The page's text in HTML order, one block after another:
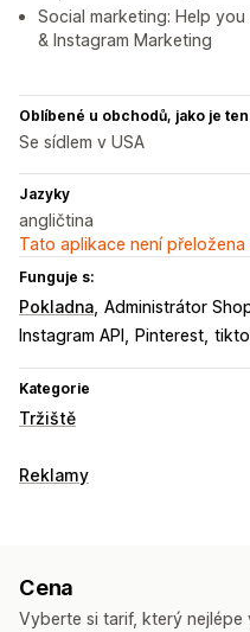
Social marketing: Help
& Instagram Marketing
Oblíbené u obchodů, jako je
Se sídlem v USA
Jazyky
angličtina
Tato aplikace není
Funguje s:
Pokladna Administrátor
Instagram API
Pinterest
Kategorie
Tržiště
Správa listingů
Řízení objednávek
Reklamy
Cena
Vyberte si tarif, který nejlépe